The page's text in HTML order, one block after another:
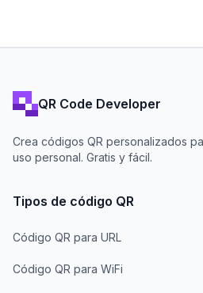
QR Code Developer
Crea códigos QR personalizados
uso personal. Gratis y fácil.
Tipos de código QR
Código QR para URL
Código QR para WiFi